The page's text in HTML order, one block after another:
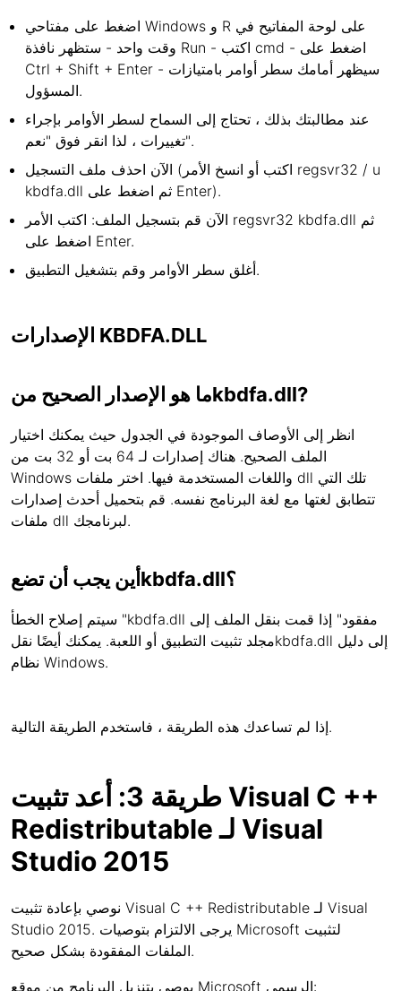
اضغط على مفتاحي Windows و R على لوحة المفاتيح في
وقت واحد - ستظهر نافذة Run - اكتب cmd - اضغط على
Ctrl + Shift + Enter - سيظهر أمامك سطر أوامر بامتيازات
المسؤول.
عند مطالبتك بذلك ، تحتاج إلى السماح لسطر الأوامر بإجراء
تغييرات ، لذا انقر فوق "نعم".
الآن احذف ملف التسجيل (اكتب أو انسخ الأمر regsvr32 / u
kbdfa.dll ثم اضغط على Enter).
الآن قم بتسجيل الملف: اكتب الأمر regsvr32 kbdfa.dll ثم
اضغط على Enter.
أغلق سطر الأوامر وقم بتشغيل التطبيق.
الإصدارات KBDFA.DLL
ما هو الإصدار الصحيح منkbdfa.dll?
انظر إلى الأوصاف الموجودة في الجدول حيث يمكنك اختيار
الملف الصحيح. هناك إصدارات لـ 64 بت أو 32 بت من
Windows واللغات المستخدمة فيها. اختر ملفات dll تلك التي
تتطابق لغتها مع لغة البرنامج نفسه. قم بتحميل أحدث إصدارات
ملفات dll لبرنامجك.
أين يجب أن تضعkbdfa.dll؟
سيتم إصلاح الخطأ "kbdfa.dll مفقود" إذا قمت بنقل الملف إلى
مجلد تثبيت التطبيق أو اللعبة. يمكنك أيضًا نقلkbdfa.dll إلى دليل
نظام Windows.
إذا لم تساعدك هذه الطريقة ، فاستخدم الطريقة التالية.
طريقة 3: أعد تثبيت Visual C ++
Redistributable لـ Visual
Studio 2015
نوصي بإعادة تثبيت Visual C ++ Redistributable لـ Visual
Studio 2015. يرجى الالتزام بتوصيات Microsoft لتثبيت
الملفات المفقودة بشكل صحيح.
يوصى بتنزيل البرنامج من موقع Microsoft الرسمي: